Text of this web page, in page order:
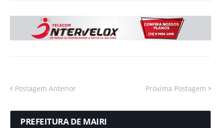
Postagem Anterior Próxima Postagem
PREFEITURA DE MAIRI